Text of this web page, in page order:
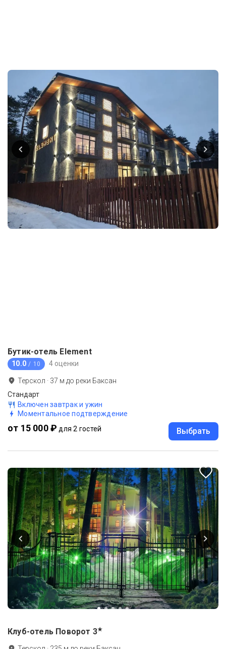
Бутик-отель Element
10.0 / 10 4 оценки
Терскол · 37 м до реки Баксан
Стандарт
Включен завтрак и ужин
Моментальное подтверждение
от 15 000 ₽ для 2 гостей Выбрать
Клуб-отель Поворот 3★